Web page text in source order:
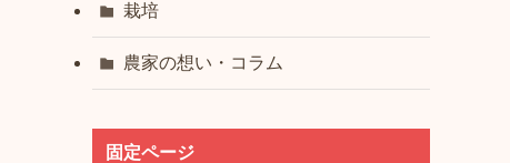
栽培
農家の想い・コラム
固定ページ